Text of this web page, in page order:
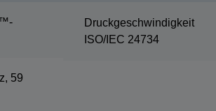
59
Druckgeschwindigkeit
ISO/IEC 24734